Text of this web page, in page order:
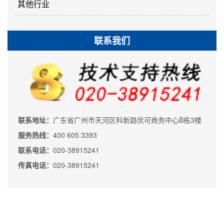
其他行业
联系我们
联系地址： 广东省广州市天河区科新路优可商务中心B栋3楼
服务热线： 400 605 3393
联系电话： 020-38915241
传真电话： 020-38915241